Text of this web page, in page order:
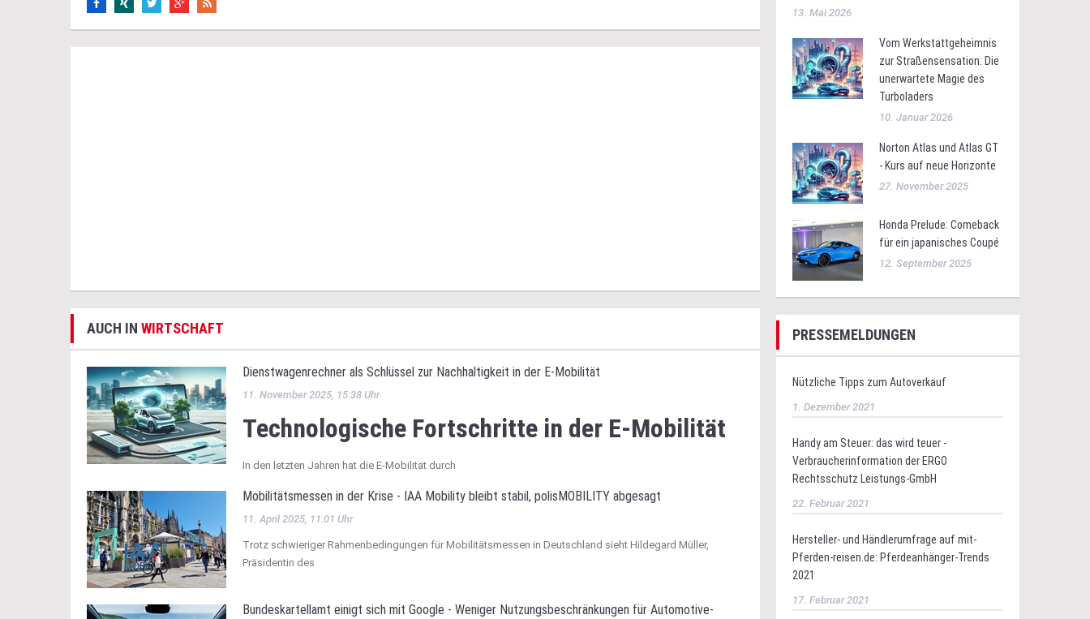
AUCH IN WIRTSCHAFT
Dienstwagenrechner als Schlüssel zur Nachhaltigkeit in der E-Mobilität
11. November 2025, 15:38 Uhr
Technologische Fortschritte in der E-Mobilität
In den letzten Jahren hat die E-Mobilität durch
Mobilitätsmessen in der Krise - IAA Mobility bleibt stabil, polisMOBILITY abgesagt
11. April 2025, 11:01 Uhr
Trotz schwieriger Rahmenbedingungen für Mobilitätsmessen in Deutschland sieht Hildegard Müller,
Präsidentin des
Bundeskartellamt einigt sich mit Google - Weniger Nutzungsbeschränkungen für Automotive-
13. Mai 2026
Vom Werkstattgeheimnis
zur Straßensensation: Die
unerwartete Magie des
Turboladers
10. Januar 2026
Norton Atlas und Atlas GT
- Kurs auf neue Horizonte
27. November 2025
Honda Prelude: Comeback
für ein japanisches Coupé
12. September 2025
PRESSEMELDUNGEN
Nützliche Tipps zum Autoverkauf
1. Dezember 2021
Handy am Steuer: das wird teuer -
Verbraucherinformation der ERGO
Rechtsschutz Leistungs-GmbH
22. Februar 2021
Hersteller- und Händlerumfrage auf mit-
Pferden-reisen.de: Pferdeanhänger-Trends
2021
17. Februar 2021